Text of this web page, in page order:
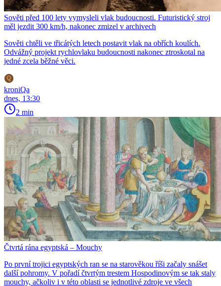
Sověti před 100 lety vymysleli vlak budoucnosti. Futuristický stroj
měl jezdit 300 km/h, nakonec zmizel v archivech
Sověti chtěli ve třicátých letech postavit vlak na obřích koulích.
Odvážný projekt rychlovlaku budoucnosti nakonec ztroskotal na
jedné zcela běžné věci.
kroniQa
dnes, 13:30
2 min
Čtvrtá rána egyptská – Mouchy
Po první trojici egyptských ran se na starověkou říši začaly snášet
další pohromy. V pořadí čtvrtým trestem Hospodinovým se tak staly
mouchy, ačkoliv i v této oblasti se jednotlivé zdroje ve všech